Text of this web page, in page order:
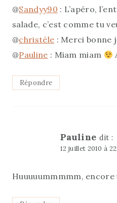
@Sandyy90 : L’apéro,
salade, c’est comme tu
@christèle : Merci bonne
@Pauline : Miam miam
Répondre
Pauline dit :
12 juillet 2010 à
Huuuuummmmm,